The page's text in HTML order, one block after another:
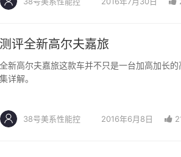
测评全新高尔夫嘉旅
全新高尔夫嘉旅这款车并不只是一台加高加长
集详解。
38号美系性能控 2016年6月8日